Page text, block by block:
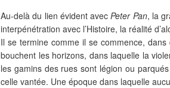
Au-delà du lien évident avecPeter Pan, la
interpénétration avec l’Histoire, la réalité
Il se termine comme il se commence,
bouchent les horizons, dans laquelle la
les gamins des rues sont légion ou
celle vantée. Une époque dans laquelle